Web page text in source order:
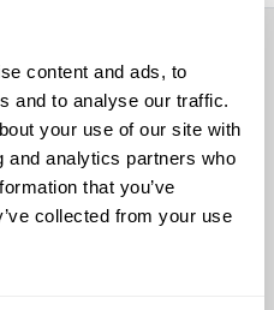
content and ads, to
and to analyse our traffic.
your use of our site with
and analytics partners who
that you’ve
collected from your use
valutazione gratuita della